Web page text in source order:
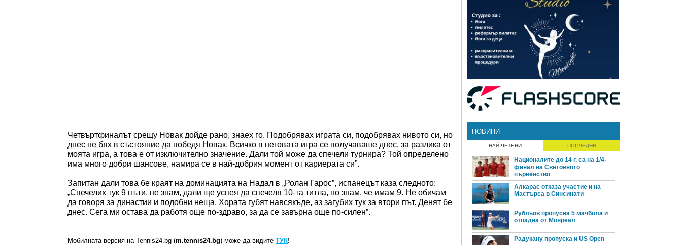
Четвъртфиналът срещу Новак дойде рано, знаех го. Подобрявах играта си, подобрявах нивото си, но
днес не бях в състояние да победя Новак. Всичко в неговата игра се получаваше днес, за разлика от
моята игра, а това е от изключително значение. Дали той може да спечели турнира? Той определено
има много добри шансове, намира се в най-добрия момент от кариерата си”.
Запитан дали това бе краят на доминацията на Надал в „Ролан Гарос”, испанецът каза следното:
„Спечелих тук 9 пъти, не знам, дали ще успея да спечеля 10-та титла, но знам, че имам 9. Не обичам
да говоря за династии и подобни неща. Хората губят навсякъде, аз загубих тук за втори път. Денят бе
днес. Сега ми остава да работя още по-здраво, за да се завърна още по-силен”.
Мобилната версия на Tennis24.bg (m.tennis24.bg) може да видите ТУК!
НОВИНИ
НАЙ-ЧЕТЕНИ ПОСЛЕДНИ
Националите до 14 г. са на 1/4-
финал на Световното
първенство
Алкарас отказа участие и на
Мастърса в Синсинати
Рубльов пропусна 5 мачбола и
отпадна от Монреал
Радукану пропуска и US Open